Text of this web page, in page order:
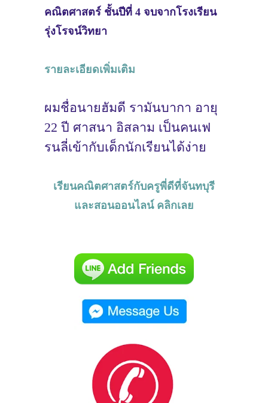
คณิตศาสตร์ ชั้นปีที่ 4 จบจากโรงเรียน
รุ่งโรจน์วิทยา
รายละเอียดเพิ่มเติม
ผมชื่อนายฮัมดี รามันบากา อายุ
22 ปี ศาสนา อิสลาม เป็นคนเฟ
รนลี่เข้ากับเด็กนักเรียนได้ง่าย
เรียนคณิตศาสตร์กับครูพี่ดีที่จันทบุรี
และสอนออนไลน์ คลิกเลย